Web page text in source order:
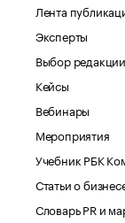
Лента
Эксперты
Выбор редакции
Кейсы
Вебинары
Мероприятия
Учебник РБК
Статьи о
Словарь PR и